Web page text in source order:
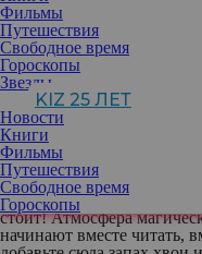
Фильмы
Путешествия
Свободное время
Гороскопы
Звезды
KIZ 25 ЛЕТ
Новости
Книги
Фильмы
Путешествия
Свободное время
Гороскопы
Хочется сделать это
семьи. Хочется разделить
чуда и самому хоть на миг
самое время положить
вспомнить хорошо
Традиция семейного
дореволюционной
среди других источников
наряженная елка,
приключениях… Впрочем,
выключается, гаджеты
семьей. Не исключено, что
стоит! Атмосфера
начинают вместе читать,